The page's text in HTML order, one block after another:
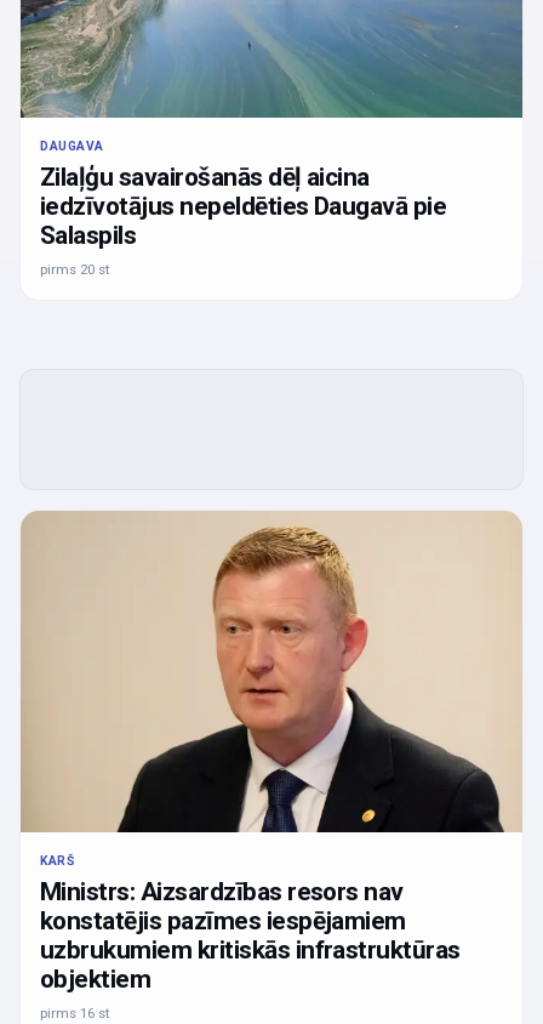
DAUGAVA
Zilaļģu savairošanās dēļ aicina
iedzīvotājus nepeldēties Daugavā pie
Salaspils
pirms 20 st
KARŠ
Ministrs: Aizsardzības resors nav
konstatējis pazīmes iespējamiem
uzbrukumiem kritiskās infrastruktūras
objektiem
pirms 16 st